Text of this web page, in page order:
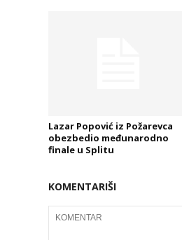
Lazar Popović iz Požarevca
obezbedio međunarodno
finale u Splitu
KOMENTARIŠI